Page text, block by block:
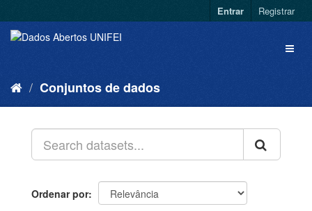
Entrar Registrar
Conjuntos de dados
Ordenar por